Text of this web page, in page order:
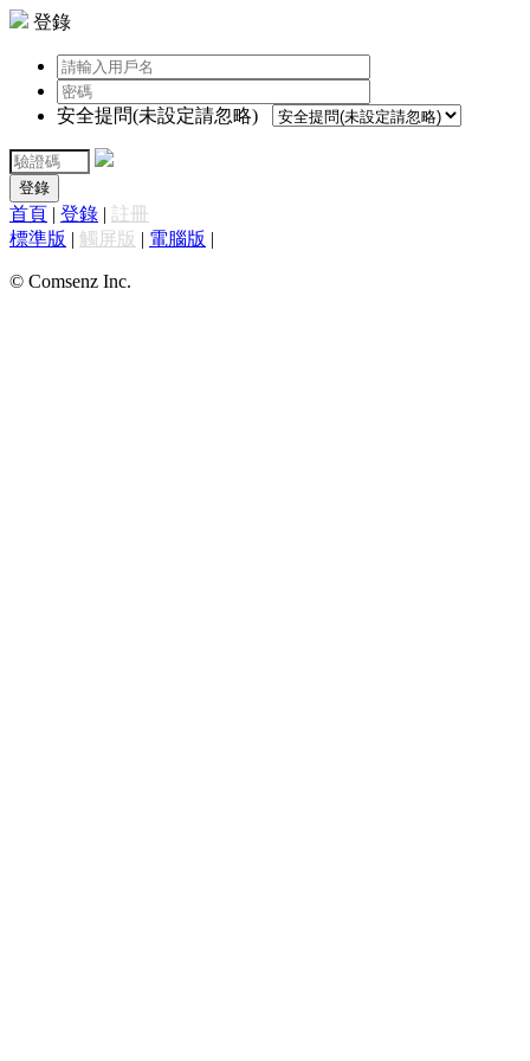
登錄
安全提問(未設定請忽略)
登錄
首頁 | 登錄 | 註冊
標準版 | 觸屏版 | 電腦版 |
© Comsenz Inc.